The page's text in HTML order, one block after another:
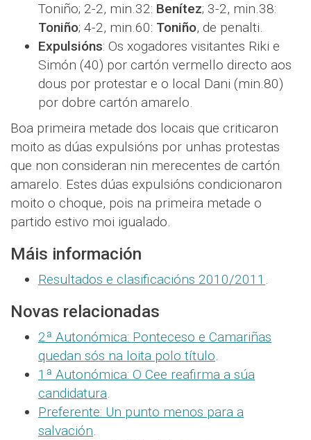
Toniño; 2-2, min.32: Benítez; 3-2, min.38:
Toniño; 4-2, min.60: Toniño, de penalti.
Expulsións: Os xogadores visitantes Riki e
Simón (40) por cartón vermello directo aos
dous por protestar e o local Dani (min.80)
por dobre cartón amarelo.
Boa primeira metade dos locais que criticaron
moito as dúas expulsións por unhas protestas
que non consideran nin merecentes de cartón
amarelo. Estes dúas expulsións condicionaron
moito o choque, pois na primeira metade o
partido estivo moi igualado.
Máis información
Resultados e clasificacións 2010/2011 .
Novas relacionadas
2ª Autonómica: Ponteceso e Camariñas
quedan sós na loita polo título.
1ª Autonómica: O Cee reafirma a súa
candidatura.
Preferente: Un punto menos para a
salvación.